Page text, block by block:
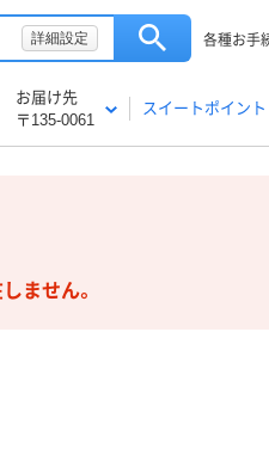
詳細設定 各種お手
お届け先
〒135-0061
スイートポイント
ません。